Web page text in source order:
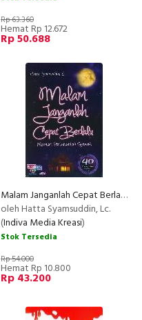
Rp 63.360
Hemat Rp 12.672
Rp 50.688
Malam Janganlah Cepat Berlalu (2013)
oleh Hatta Syamsuddin, Lc.
(Indiva Media Kreasi)
Stok Tersedia
Rp 54.000
Hemat Rp 10.800
Rp 43.200